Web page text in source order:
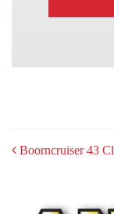
POST
Boorncruiser 43